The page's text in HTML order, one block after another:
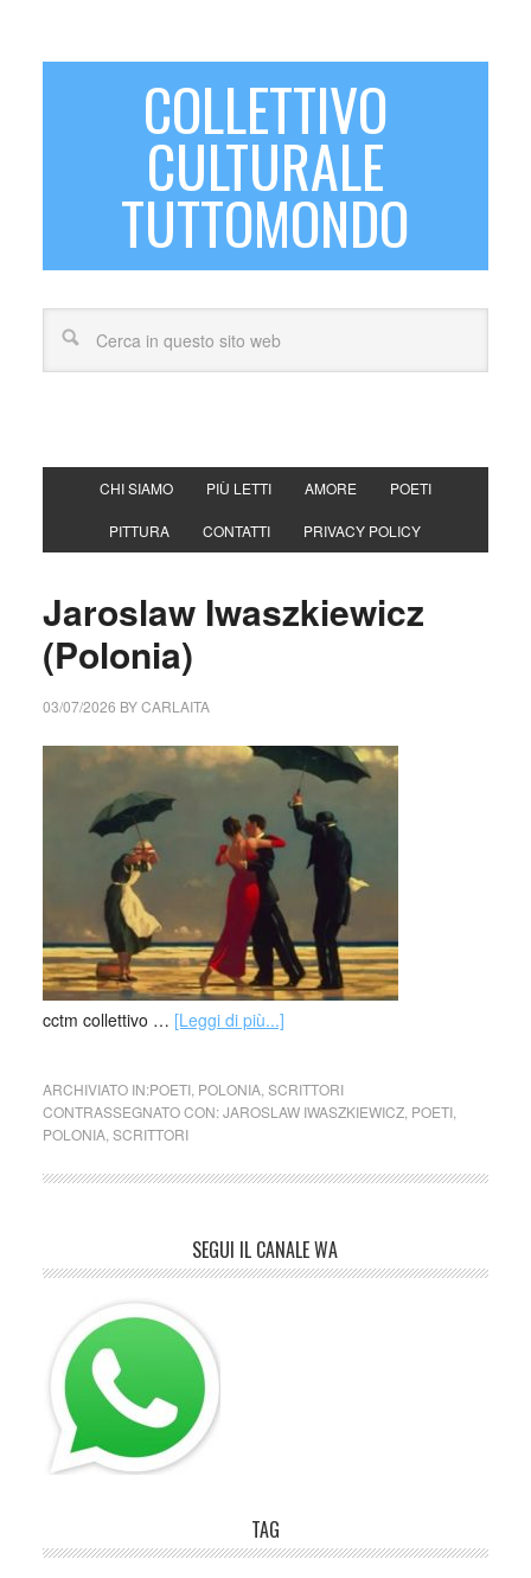
COLLETTIVO
CULTURALE
TUTTOMONDO
CHI SIAMO PIÙ LETTI AMORE POETI
PITTURA CONTATTI PRIVACY POLICY
Jaroslaw Iwaszkiewicz
(Polonia)
03/07/2026 BYCARLAITA
cctm collettivo … [Leggi di più...]
ARCHIVIATO IN:POETI, POLONIA, SCRITTORI
CONTRASSEGNATO CON:JAROSLAW IWASZKIEWICZ, POETI,
POLONIA, SCRITTORI
SEGUI IL CANALE WA
TAG